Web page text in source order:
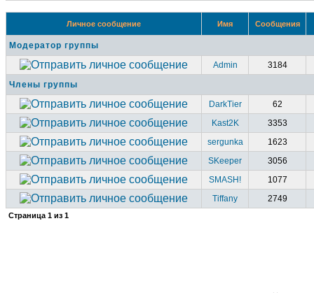
Личное сообщение Имя Сообщения
Модератор группы
Admin
3184
Члены группы
DarkTier
62
Kast2K
3353
sergunka
1623
SKeeper
3056
SMASH!
1077
Tiffany
2749
Страница 1 из 1